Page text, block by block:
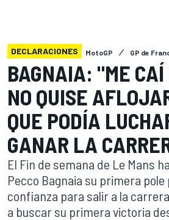
DECLARACIONES MotoGP GP de
BAGNAIA: "ME CAÍ
NO QUISE
QUE PODÍA
GANAR LA
El Fin de semana de Le Mans
Pecco Bagnaia su primera pole
confianza para salir a la
a buscar su primera victoria